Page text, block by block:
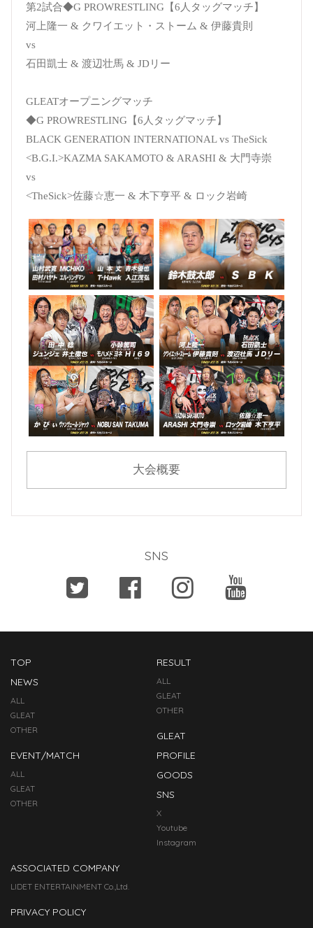
第2試合◆G PROWRESTLING【6人タッグマッチ】
河上隆一 & クワイエット・ストーム & 伊藤貴則
vs
石田凱士 & 渡辺壮馬 & JDリー
GLEATオープニングマッチ
◆G PROWRESTLING【6人タッグマッチ】
BLACK GENERATION INTERNATIONAL vs TheSick
<B.G.I.>KAZMA SAKAMOTO & ARASHI & 大門寺崇
vs
<TheSick>佐藤☆恵一 & 木下亨平 & ロック岩崎
大会概要
SNS
TOP
NEWS
ALL
GLEAT
OTHER
EVENT/MATCH
ALL
GLEAT
OTHER
RESULT
ALL
GLEAT
OTHER
GLEAT
PROFILE
GOODS
SNS
X
Youtube
Instagram
ASSOCIATED COMPANY
LIDET ENTERTAINMENT Co.,Ltd.
PRIVACY POLICY